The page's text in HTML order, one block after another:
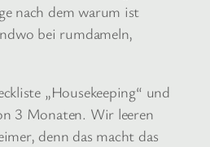
nach dem warum ist
bei rumdameln,
„Housekeeping“ und
3 Monaten. Wir leeren
denn das macht das